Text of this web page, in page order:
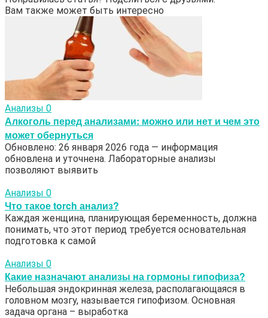
Вам также может быть интересно
Анализы 0
Алкоголь перед анализами: можно или нет и чем это
может обернуться
Обновлено: 26 января 2026 года — информация
обновлена и уточнена. Лабораторные анализы
позволяют выявить
Анализы 0
Что такое torch анализ?
Каждая женщина, планирующая беременность, должна
понимать, что этот период требуется основательная
подготовка к самой
Анализы 0
Какие назначают анализы на гормоны гипофиза?
Небольшая эндокринная железа, располагающаяся в
головном мозгу, называется гипофизом. Основная
задача органа – выработка